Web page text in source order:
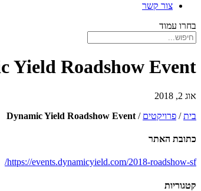
צור קשר
בחרו עמוד
Yield Roadshow Event
אוג 2, 2018
בית/ פרויקטים /
Dynamic Yield Roadshow Event
כתובת האתר
https://events.dynamicyield.com/2018-roadshow-sf/
קטגוריות